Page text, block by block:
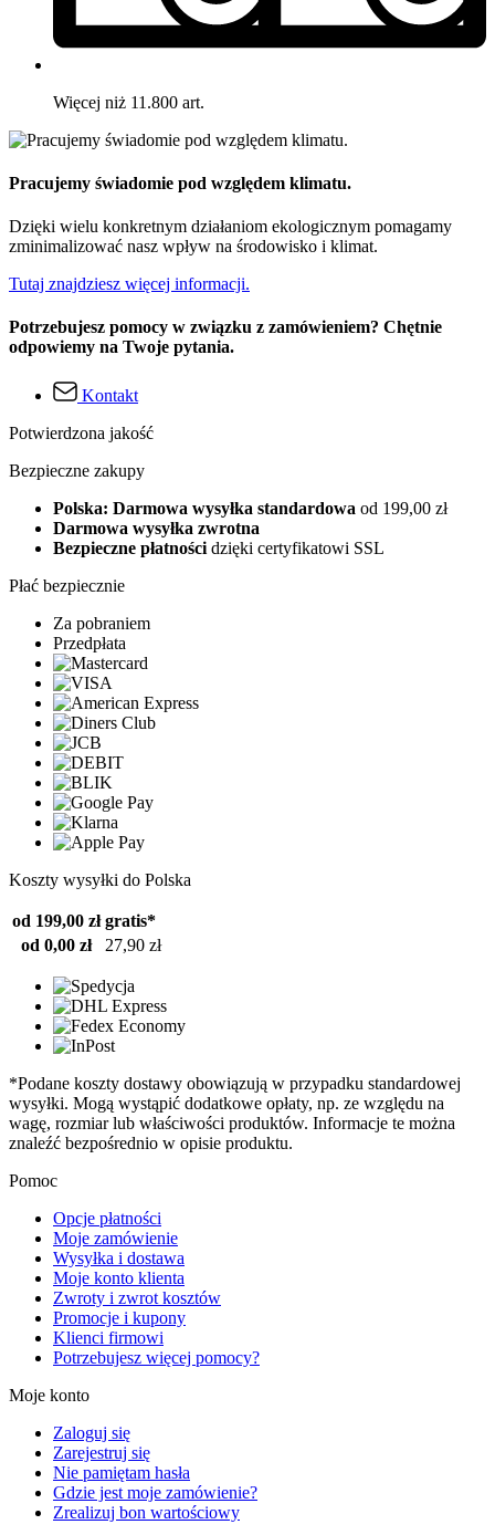
Więcej niż 11.800 art.
Pracujemy świadomie pod względem klimatu.
Dzięki wielu konkretnym działaniom ekologicznym pomagamy
zminimalizować nasz wpływ na środowisko i klimat.
Tutaj znajdziesz więcej informacji.
Potrzebujesz pomocy w związku z zamówieniem? Chętnie
odpowiemy na Twoje pytania.
Kontakt
Potwierdzona jakość
Bezpieczne zakupy
Polska: Darmowa wysyłka standardowa od 199,00 zł
Darmowa wysyłka zwrotna
Bezpieczne płatności dzięki certyfikatowi SSL
Płać bezpiecznie
Za pobraniem
Przedpłata
Koszty wysyłki do Polska
od 199,00 zł gratis*
od 0,00 zł
27,90 zł
*Podane koszty dostawy obowiązują w przypadku standardowej
wysyłki. Mogą wystąpić dodatkowe opłaty, np. ze względu na
wagę, rozmiar lub właściwości produktów. Informacje te można
znaleźć bezpośrednio w opisie produktu.
Pomoc
Opcje płatności
Moje zamówienie
Wysyłka i dostawa
Moje konto klienta
Zwroty i zwrot kosztów
Promocje i kupony
Klienci firmowi
Potrzebujesz więcej pomocy?
Moje konto
Zaloguj się
Zarejestruj się
Nie pamiętam hasła
Gdzie jest moje zamówienie?
Zrealizuj bon wartościowy